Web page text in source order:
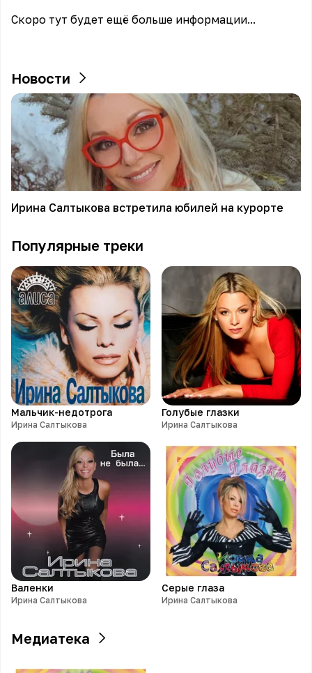
Скоро тут будет ещё больше информации...
Новости
Ирина Салтыкова встретила юбилей на курорте
Популярные треки
Мальчик-недотрога
Ирина Салтыкова
Голубые глазки
Ирина Салтыкова
Валенки
Ирина Салтыкова
Серые глаза
Ирина Салтыкова
Медиатека